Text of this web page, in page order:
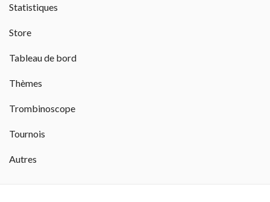
Statistiques
Store
Tableau de bord
Thèmes
Trombinoscope
Tournois
Autres